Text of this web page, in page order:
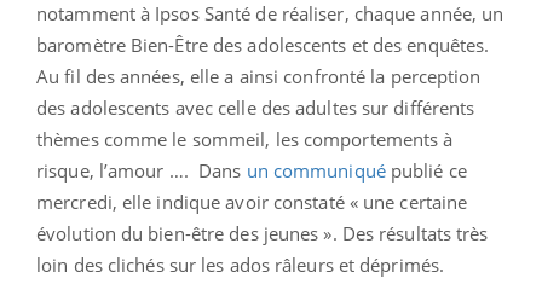
notamment à Ipsos Santé de réaliser, chaque année, un
baromètre Bien-Être des adolescents et des enquêtes.
Au fil des années, elle a ainsi confronté la perception
des adolescents avec celle des adultes sur différents
thèmes comme le sommeil, les comportements à
risque, l’amour …. Dans un communiquépublié ce
mercredi, elle indique avoir constaté « une certaine
évolution du bien-être des jeunes ». Des résultats très
loin des clichés sur les ados râleurs et déprimés.